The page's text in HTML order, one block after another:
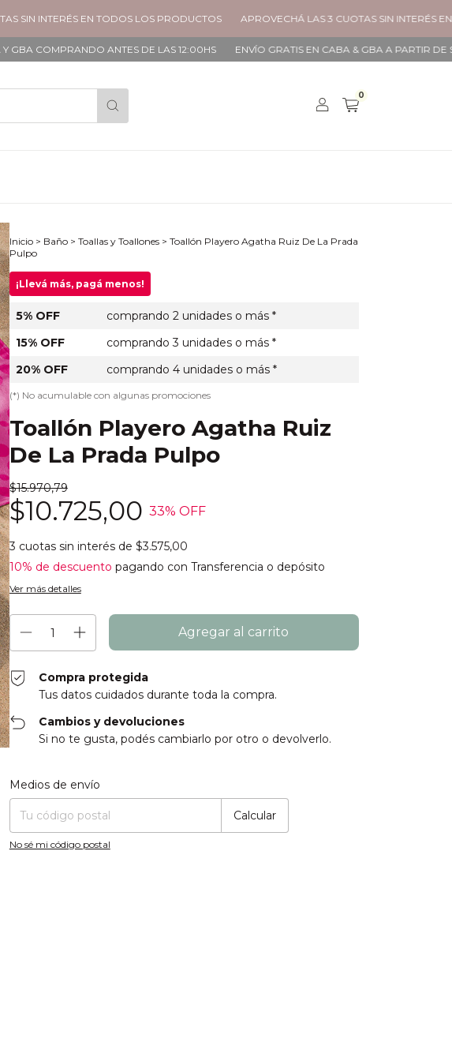
EN TODOS LOS PRODUCTOS APROVECHÁ LAS 3 CUOTAS SIN INTERÉS EN
ANTES DE LAS 12:00HS ENVÍO GRATIS EN CABA & GBA A PARTIR DE $90.000
0
Inicio > Baño > Toallas y Toallones > Toallón Playero Agatha Ruiz De La Prada
Pulpo
¡Llevá más, pagá menos!
5% OFF
comprando 2 unidades o más *
15% OFF
comprando 3 unidades o más *
20% OFF
comprando 4 unidades o más *
(*) No acumulable con algunas promociones
Toallón Playero Agatha Ruiz
De La Prada Pulpo
$15.970,79
$10.725,00 33% OFF
3 cuotas sin interés de $3.575,00
10% de descuento pagando con Transferencia o depósito
Ver más detalles
Compra protegida
Tus datos cuidados durante toda la compra.
Cambios y devoluciones
Si no te gusta, podés cambiarlo por otro o devolverlo.
Entregas para el CP:
Medios de envío
Calcular
No sé mi código postal